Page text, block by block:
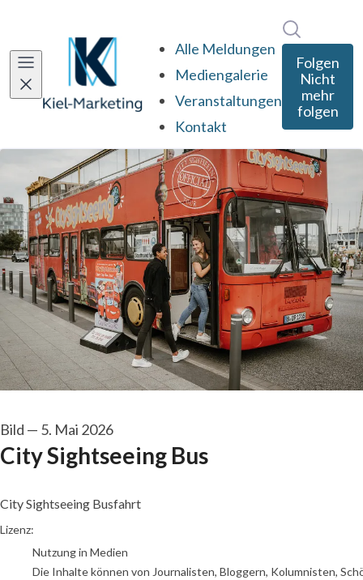
Alle Meldungen
Mediengalerie
Veranstaltungen
Kontakt
Folgen
Nicht
mehr
folgen
Bild — 5. Mai 2026
City Sightseeing Bus
City Sightseeing Busfahrt
Marco Geissler
Lizenz:
Nutzung in Medien
Die Inhalte können von Journalisten, Bloggern, Kolumnisten,